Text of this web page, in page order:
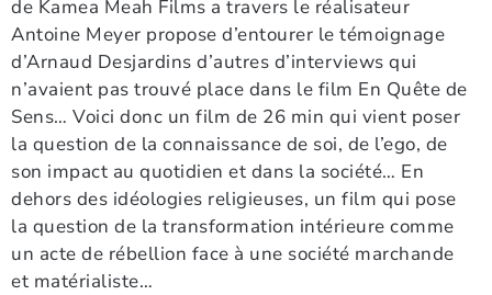
de Kamea Meah Films a travers le réalisateur
Antoine Meyer propose d’entourer le témoignage
d’Arnaud Desjardins d’autres d’interviews qui
n’avaient pas trouvé place dans le film En Quête de
Sens… Voici donc un film de 26 min qui vient poser
la question de la connaissance de soi, de l’ego, de
son impact au quotidien et dans la société… En
dehors des idéologies religieuses, un film qui pose
la question de la transformation intérieure comme
un acte de rébellion face à une société marchande
et matérialiste…